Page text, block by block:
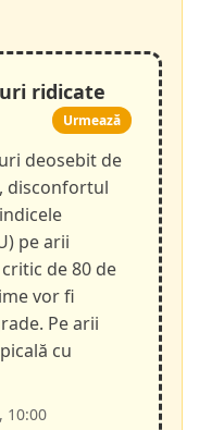
ridicate
Urmează
deosebit de
disconfortul
pe arii
de 80 de
vor fi
Pe arii
cu
10:00